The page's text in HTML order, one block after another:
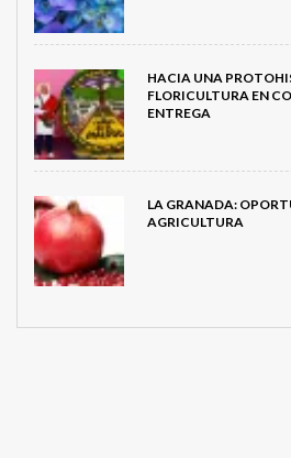
HACIA UNA
FLORICULTURA EN
ENTREGA
LA GRANADA:
AGRICULTURA